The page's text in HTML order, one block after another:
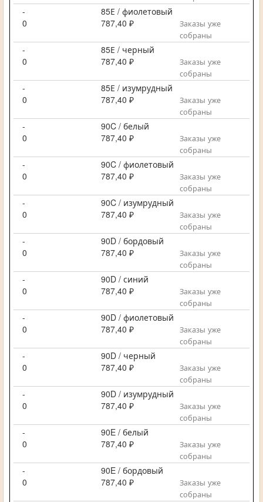
-
85Е / фиолетовый
0
787,40 ₽
Заказы уже
собраны
-
85Е / черный
0
787,40 ₽
Заказы уже
собраны
-
85Е / изумрудный
0
787,40 ₽
Заказы уже
собраны
-
90C / белый
0
787,40 ₽
Заказы уже
собраны
-
90C / фиолетовый
0
787,40 ₽
Заказы уже
собраны
-
90C / изумрудный
0
787,40 ₽
Заказы уже
собраны
-
90D / бордовый
0
787,40 ₽
Заказы уже
собраны
-
90D / синий
0
787,40 ₽
Заказы уже
собраны
-
90D / фиолетовый
0
787,40 ₽
Заказы уже
собраны
-
90D / черный
0
787,40 ₽
Заказы уже
собраны
-
90D / изумрудный
0
787,40 ₽
Заказы уже
собраны
-
90E / белый
0
787,40 ₽
Заказы уже
собраны
-
90E / бордовый
0
787,40 ₽
Заказы уже
собраны